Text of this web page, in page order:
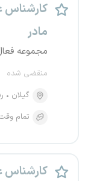
کارشناس
مادر
مجموعه
منقضی شده
گیلان
تمام
کارشناس